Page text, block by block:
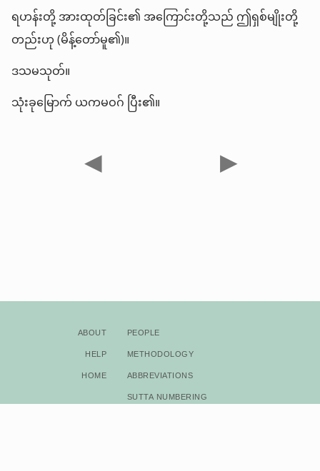
ရဟန်းတို့ အားထုတ်ခြင်း၏ အကြောင်းတို့သည် ဤရှစ်မျိုးတို့
တည်းဟု (မိန့်တော်မူ၏)။
ဒသမသုတ်။
သုံးခုမြောက် ယကမဝဂ် ပြီး၏။
◀ ▶
About
Help
Home
People
Methodology
Abbreviations
Sutta Numbering